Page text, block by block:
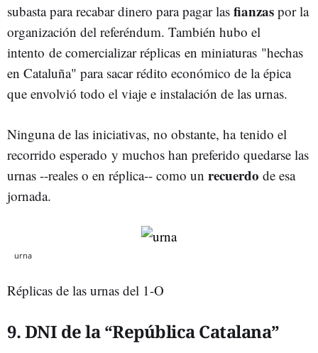
subasta para recabar dinero para pagar las fianzas por la
organización del referéndum. También hubo el
intento de comercializar réplicas en miniaturas "hechas
en Cataluña" para sacar rédito económico de la épica
que envolvió todo el viaje e instalación de las urnas.
Ninguna de las iniciativas, no obstante, ha tenido el
recorrido esperado y muchos han preferido quedarse las
urnas --reales o en réplica-- como un recuerdo de esa
jornada.
urna
Réplicas de las urnas del 1-O
9. DNI de la “República Catalana”